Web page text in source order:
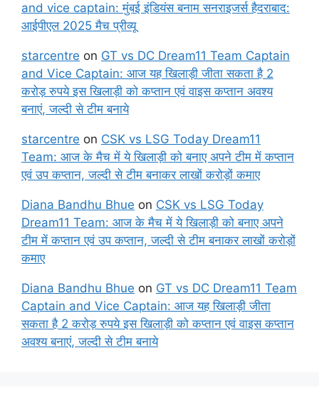
and vice captain: मुंबई इंडियंस बनाम सनराइजर्स हैदराबाद:
आईपीएल 2025 मैच प्रीव्यू
starcentre on GT vs DC Dream11 Team Captain
and Vice Captain: आज यह खिलाड़ी जीता सकता है 2
करोड़ रुपये इस खिलाड़ी को कप्तान एवं वाइस कप्तान अवश्य
बनाएं, जल्दी से टीम बनाये
starcentre on CSK vs LSG Today Dream11
Team: आज के मैच में ये खिलाड़ी को बनाए अपने टीम में कप्तान
एवं उप कप्तान, जल्दी से टीम बनाकर लाखों करोड़ों कमाए
Diana Bandhu Bhue on CSK vs LSG Today
Dream11 Team: आज के मैच में ये खिलाड़ी को बनाए अपने
टीम में कप्तान एवं उप कप्तान, जल्दी से टीम बनाकर लाखों करोड़ों
कमाए
Diana Bandhu Bhue on GT vs DC Dream11 Team
Captain and Vice Captain: आज यह खिलाड़ी जीता
सकता है 2 करोड़ रुपये इस खिलाड़ी को कप्तान एवं वाइस कप्तान
अवश्य बनाएं, जल्दी से टीम बनाये